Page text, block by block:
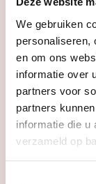
We gebruiken
personaliseren,
en om ons
informatie over
partners voor
partners
informatie die u
verzameld op
moderne
Soort bouw
Bouwjaar
Ligging
Wonen
Bekijk
Media